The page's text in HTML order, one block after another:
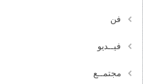
فن
فيــديو
مجتمــع